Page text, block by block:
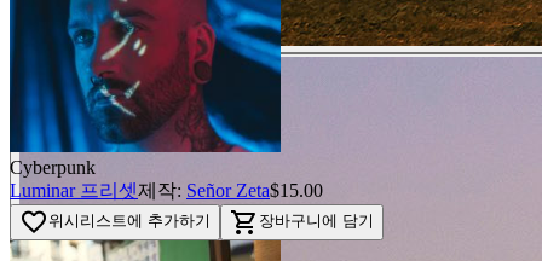
Cyberpunk
Luminar 프리셋제작: Señor Zeta$15.00
favorite_border 위시리스트에 추가하기 shopping_cart 장바구니에 담기